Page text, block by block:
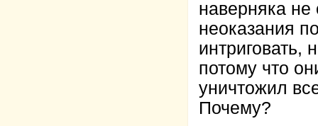
наверняка
неоказания
интриговать,
потому что
уничтожил
Почему?